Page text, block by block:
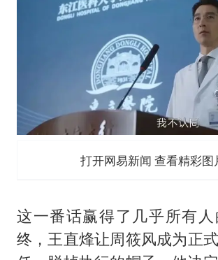
打开网易新闻 查看精彩图
这一番话赢得了几乎所有
终，王直烽让周筱风成为正